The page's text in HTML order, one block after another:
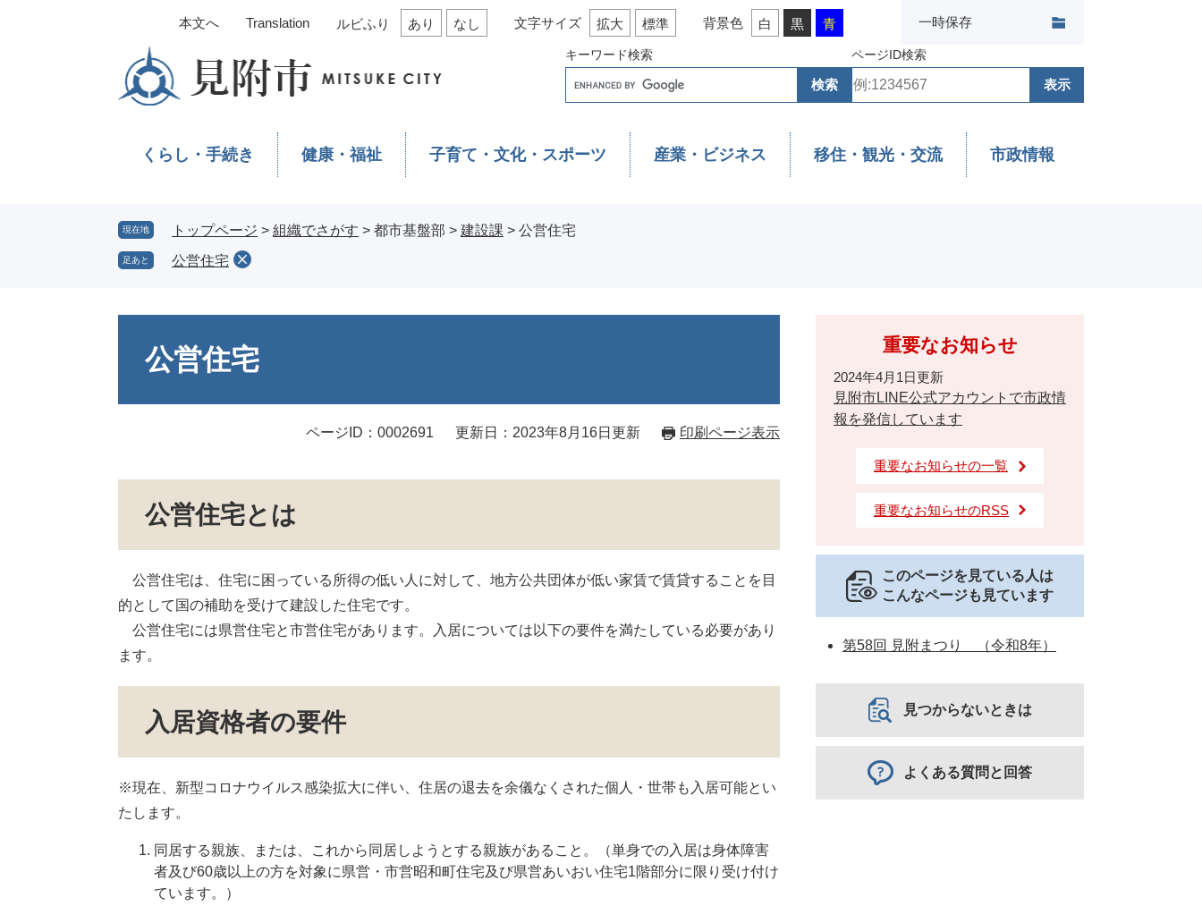
キーワード検索 ページID検索
本文へ Translation ルビふり あり なし 文字サイズ 拡大 標準 背景色 白 黒 青 一時保存
くらし・手続き 健康・福祉 子育て・文化・スポーツ 産業・ビジネス 移住・観光・交流 市政情報
現在地 トップページ > 組織でさがす > 都市基盤部 > 建設課 > 公営住宅
足あと 公営住宅
公営住宅
ページID：0002691 更新日：2023年8月16日更新 印刷ページ表示
公営住宅とは
公営住宅は、住宅に困っている所得の低い人に対して、地方公共団体が低い家賃で賃貸することを目
的として国の補助を受けて建設した住宅です。
公営住宅には県営住宅と市営住宅があります。入居については以下の要件を満たしている必要があり
ます。
入居資格者の要件
※現在、新型コロナウイルス感染拡大に伴い、住居の退去を余儀なくされた個人・世帯も入居可能とい
たします。
同居する親族、または、これから同居しようとする親族があること。（単身での入居は身体障害
者及び60歳以上の方を対象に県営・市営昭和町住宅及び県営あいおい住宅1階部分に限り受け付け
ています。）
重要なお知らせ
2024年4月1日更新
見附市LINE公式アカウントで市政情
報を発信しています
重要なお知らせの一覧
重要なお知らせのRSS
このページを見ている人は
こんなページも見ています
第58回 見附まつり （令和8年）
見つからないときは
よくある質問と回答